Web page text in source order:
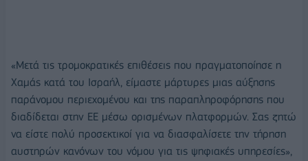
«Μετά τις τρομοκρατικές επιθέσεις που πραγματοποίησε η
Χαμάς κατά του Ισραήλ, είμαστε μάρτυρες μιας αύξησης
παράνομου περιεχομένου και της παραπληροφόρησης που
διαδίδεται στην ΕΕ μέσω ορισμένων πλατφορμών. Σας ζητώ
να είστε πολύ προσεκτικοί για να διασφαλίσετε την τήρηση
αυστηρών κανόνων του νόμου για τις ψηφιακές υπηρεσίες»,